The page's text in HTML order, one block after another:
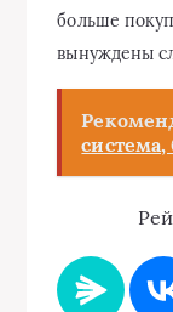
больше
вынуждены
система,